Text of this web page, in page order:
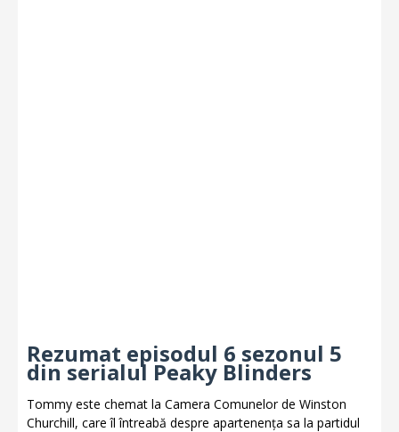
Rezumat episodul 6 sezonul 5
din serialul Peaky Blinders
Tommy este chemat la Camera Comunelor de Winston
Churchill, care îl întreabă despre apartenența sa la partidul